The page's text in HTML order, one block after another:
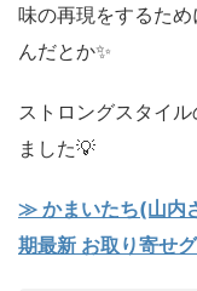
味の再現をするた
んだとか✨
ストロングスタイ
ました💡
≫ かまいたち(山内
期最新 お取り寄せ